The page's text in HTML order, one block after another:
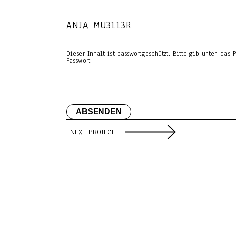
ANJA MU3113R
Dieser Inhalt ist passwortgeschützt. Bitte gib unten das
Passwort:
NEXT PROJECT